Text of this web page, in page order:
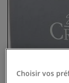
Choisir vos